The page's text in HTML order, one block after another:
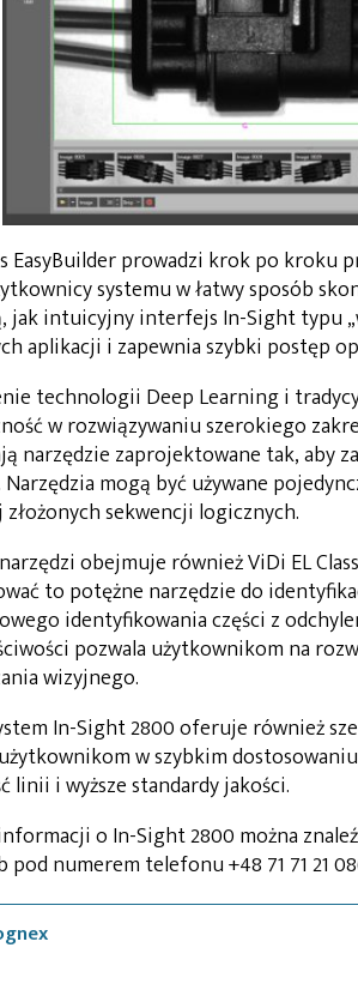
EasyBuilder prowadzi krok po kroku
systemu w łatwy sposób
jak intuicyjny interfejs In-Sight typu
aplikacji i zapewnia szybki postęp
technologii Deep Learning i
w rozwiązywaniu szerokiego
narzędzie zaprojektowane tak, aby
Narzędzia mogą być używane
sekwencji logicznych.
obejmuje również ViDi EL
to potężne narzędzie do
identyfikowania części z
pozwala użytkownikom na
wizyjnego.
In-Sight 2800 oferuje również
w szybkim
linii i wyższe standardy jakości.
o In-Sight 2800 można
pod numerem telefonu +48 71 71 21